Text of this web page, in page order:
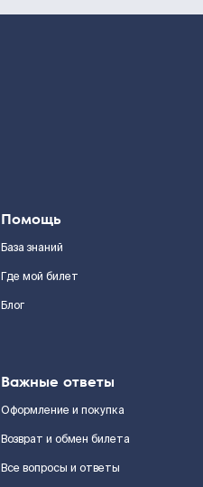
Помощь
База знаний
Где мой билет
Блог
Важные ответы
Оформление и покупка
Возврат и обмен билета
Все вопросы и ответы